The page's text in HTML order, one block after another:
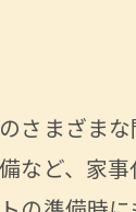
利用で成果
い日々にぴ
さまざま
など、家